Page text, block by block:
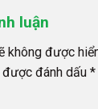
luận
không được
đánh dấu *